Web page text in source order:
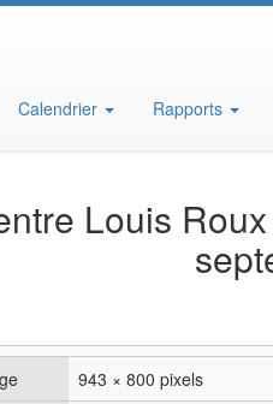
Calendrier Rapports
Louis
943 × 800 pixels